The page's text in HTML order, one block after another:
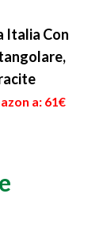
Italia Con
a: 61€